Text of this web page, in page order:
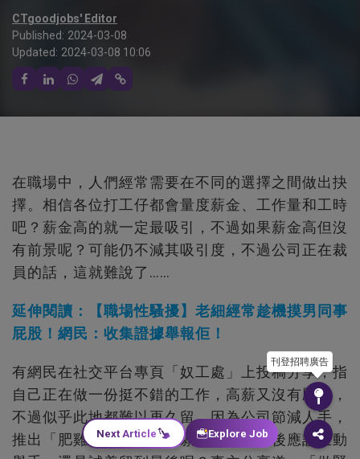
CTgoodjobs' Editor
Published: 2024-03-08
Updated: 2024-03-08 10:06
在職場中，人們經常需要在不同的選擇之間做出抉
擇。相信各位打工仔都會量度薪金、工作量和工時
吧？薪金高的就一定最吸引，不過如果薪金高但沒
有前景呢？可能仍不減其吸引度，不過公司正在裁
員的話，這就難說了……
延伸閱讀：【職場性騷擾】老細經常趁機摸男同事
屁股！網民：收集證據舉報佢！
有網民在社交平台專頁「奴工處」上投稿分享，指
自己正在做一份挺不錯的工作，高薪又沒有壓力，
不過似乎此地都難以再久留，因為公司節減人手，
推出「肥雞餐」勸大家自願離職，這時後應該主動
刊登招聘廣告
Next Article Explore Job